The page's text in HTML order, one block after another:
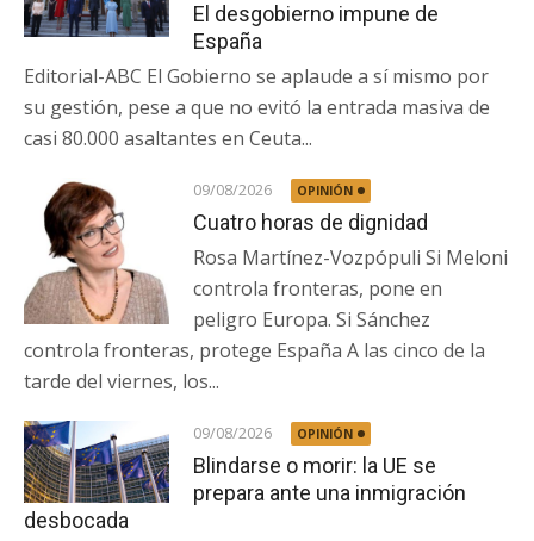
El desgobierno impune de
España
Editorial-ABC El Gobierno se aplaude a sí mismo por
su gestión, pese a que no evitó la entrada masiva de
casi 80.000 asaltantes en Ceuta...
09/08/2026 OPINIÓN
Cuatro horas de dignidad
Rosa Martínez-Vozpópuli Si Meloni
controla fronteras, pone en
peligro Europa. Si Sánchez
controla fronteras, protege España A las cinco de la
tarde del viernes, los...
09/08/2026 OPINIÓN
Blindarse o morir: la UE se
prepara ante una inmigración
desbocada